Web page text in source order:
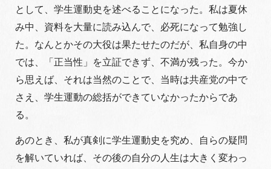
として、学生運動史を述べることになった。私は夏休
み中、資料を大量に読み込んで、必死になって勉強し
た。なんとかその大役は果たせたのだが、私自身の中
では、「正当性」を立証できず、不満が残った。今か
ら思えば、それは当然のことで、当時は共産党の中で
さえ、学生運動の総括ができていなかったからであ
る。
あのとき、私が真剣に学生運動史を究め、自らの疑問
を解いていれば、その後の自分の人生は大きく変わっ